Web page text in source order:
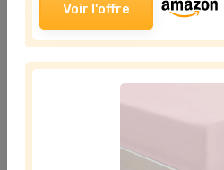
propose une large gamme
modernité et confort, tandis
Blanc se spécialise dans le
gamme. En explorant ces
s'adaptera parfaitement à
consommateurs avant
Voir l'offre